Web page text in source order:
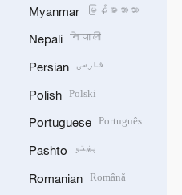
Myanmar မြန်မာဘာသာ
Nepali नेपाली
Persian فارسی
Polish Polski
Portuguese Português
Pashto پښتو
Romanian Română